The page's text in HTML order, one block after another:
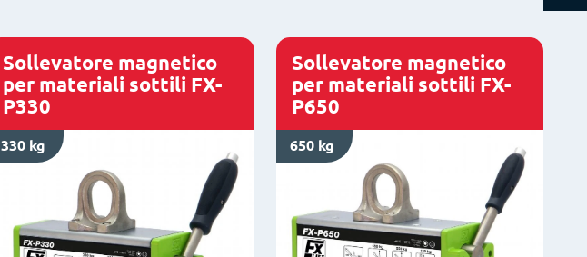
Sollevatore magnetico
per materiali sottili FX-
P330
330 kg
Sollevatore magnetico
per materiali sottili FX-
P650
650 kg